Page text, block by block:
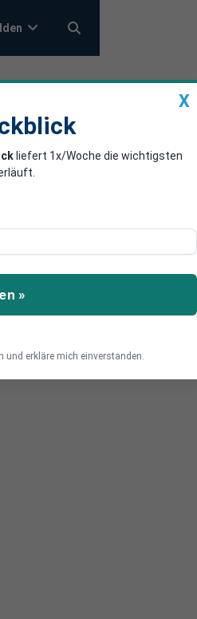
X
liefert 1x/Woche die wichtigsten
»
und erkläre mich einverstanden.